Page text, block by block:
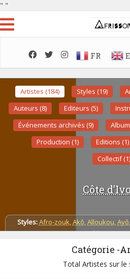
" "
FR
Artistes (184) Styles (19)
Auteurs (8)
Editeurs (5)
Événements archivés (9)
Production (1)
Editions (1)
Collectif (1)
Côte
Styles:Afro-zouk,Akô,Alloukou,Ayô,
Zoblazo,
Catégorie -
Total Artistes sur le